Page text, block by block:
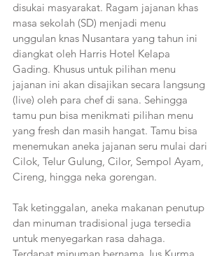
disukai masyarakat. Ragam jajanan khas
masa sekolah (SD) menjadi menu
unggulan knas Nusantara yang tahun ini
diangkat oleh Harris Hotel Kelapa
Gading. Khusus untuk pilihan menu
jajanan ini akan disajikan secara langsung
(live) oleh para chef di sana. Sehingga
tamu pun bisa menikmati pilihan menu
yang fresh dan masih hangat. Tamu bisa
menemukan aneka jajanan seru mulai dari
Cilok, Telur Gulung, Cilor, Sempol Ayam,
Cireng, hingga neka gorengan.
Tak ketinggalan, aneka makanan penutup
dan minuman tradisional juga tersedia
untuk menyegarkan rasa dahaga.